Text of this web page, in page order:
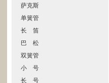
萨克斯
单簧管
长 笛
巴 松
双簧管
小 号
长 号